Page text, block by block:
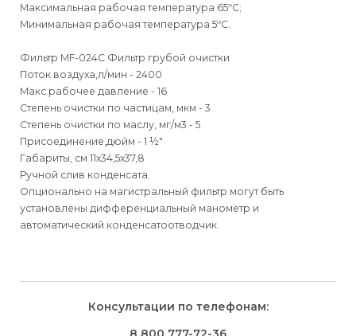
Максимальная рабочая температура 65ºС;
Минимальная рабочая температура 5ºС.
Фильтр MF-024C Фильтр грубой очистки
Поток воздуха,л/мин - 2400
Макс.рабочее давление - 16
Степень очистки по частицам, мкм - 3
Степень очистки по маслу, мг/м3 - 5
Присоединение,дюйм - 1 ½"
Габариты, см 11х34,5х37,8
Ручной слив конденсата.
Опционально на магистральный фильтр могут быть
установлены дифференциальный манометр и
автоматический конденсатоотводчик.
серии MF
Способ оплаты
лиц
Способыдоставки
Доставка осуществляется транспортными компаниями и
оплачивается покупателем при получении заказа.
лиц
Правила возврата товара, приобретённого
лиц
Консультации по телефонам: